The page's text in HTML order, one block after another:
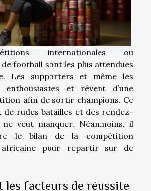
internationales ou
football sont les plus attendues
Les supporters et même les
enthousiastes et rêvent d’une
afin de sortir champions. Ce
de rudes batailles et des rendez-
veut manquer. Néanmoins, il
le bilan de la compétition
africaine pour repartir sur de
les facteurs de réussite